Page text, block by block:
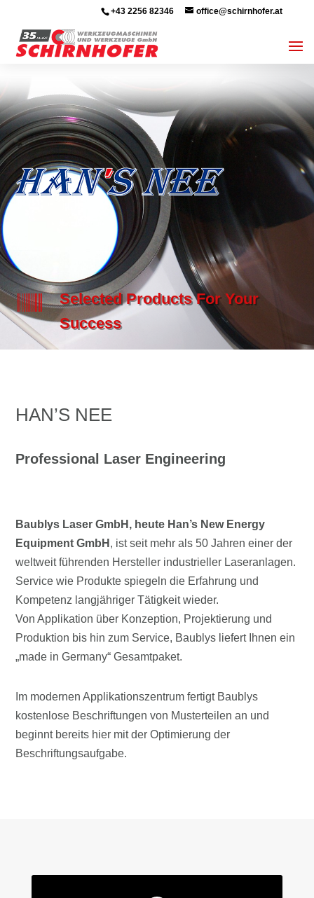
+43 2256 82346 office@schirnhofer.at

Selected Products For Your
Success
HAN’S NEE
Professional Laser Engineering
Baublys Laser GmbH, heute Han’s New Energy
Equipment GmbH , ist seit mehr als 50 Jahren einer der
weltweit führenden Hersteller industrieller Laseranlagen.
Service wie Produkte spiegeln die Erfahrung und
Kompetenz langjähriger Tätigkeit wieder.
Von Applikation über Konzeption, Projektierung und
Produktion bis hin zum Service, Baublys liefert Ihnen ein
„made in Germany“ Gesamtpaket.
Im modernen Applikationszentrum fertigt Baublys
kostenlose Beschriftungen von Musterteilen an und
beginnt bereits hier mit der Optimierung der
Beschriftungsaufgabe.